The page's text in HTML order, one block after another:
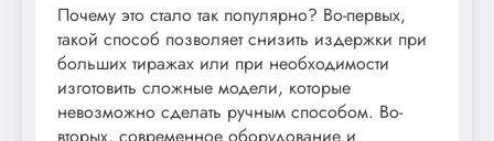
Почему это стало так популярно? Во-первых,
такой способ позволяет снизить издержки при
больших тиражах или при необходимости
изготовить сложные модели, которые
невозможно сделать ручным способом. Во-
вторых, современное оборудование и